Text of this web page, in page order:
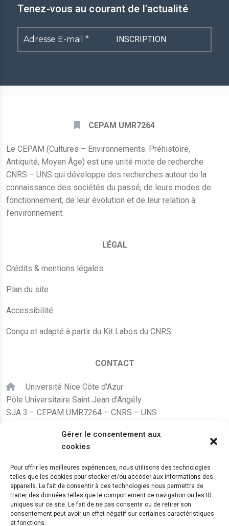
Gérer le consentement aux
cookies
Pour offrir les meilleures expériences, nous utilisons des technologies
telles que les cookies pour stocker et/ou accéder aux informations des
appareils. Le fait de consentir à ces technologies nous permettra de
traiter des données telles que le comportement de navigation ou les ID
uniques sur ce site. Le fait de ne pas consentir ou de retirer son
consentement peut avoir un effet négatif sur certaines caractéristiques
et fonctions.
Tenez-vous au courant de l'actualité
Adresse
E-
CEPAM UMR7264
Le CEPAM (Cultures – Environnements. Préhistoire,
Antiquité, Moyen Âge) est une unité mixte de recherche
CNRS – UNS qui développe des recherches autour de la
connaissance des sociétés du passé, de leurs modes de
fonctionnement, de leur évolution et de leur relation à
l’environnement.
LÉGAL
Crédits & mentions légales
Plan du site
Accessibilité
Conçu et adapté à partir du Kit Labos du CNRS
CONTACT
Université Nice Côte d'Azur
Pôle Universitaire Saint Jean d’Angély
SJA 3 – CEPAM UMR7264 – CNRS – UNS
+33 (0)4 89 15 24 08
LE CEPAM EST HÉBERGÉ PAR